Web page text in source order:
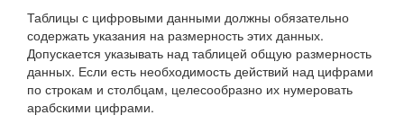
Таблицы с цифровыми данными должны обязательно
содержать указания на размерность этих данных.
Допускается указывать над таблицей общую размерность
данных. Если есть необходимость действий над цифрами
по строкам и столбцам, целесообразно их нумеровать
арабскими цифрами.